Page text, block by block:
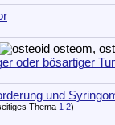
oder bösartiger
und
1 2)